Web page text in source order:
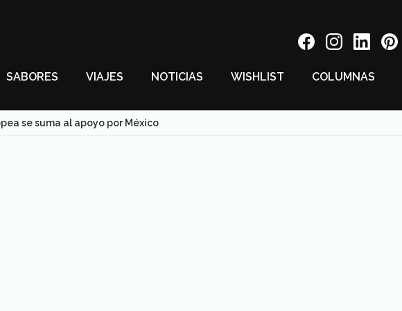
SABORES VIAJES NOTICIAS WISHLIST COLUMNAS
se suma al apoyo por México